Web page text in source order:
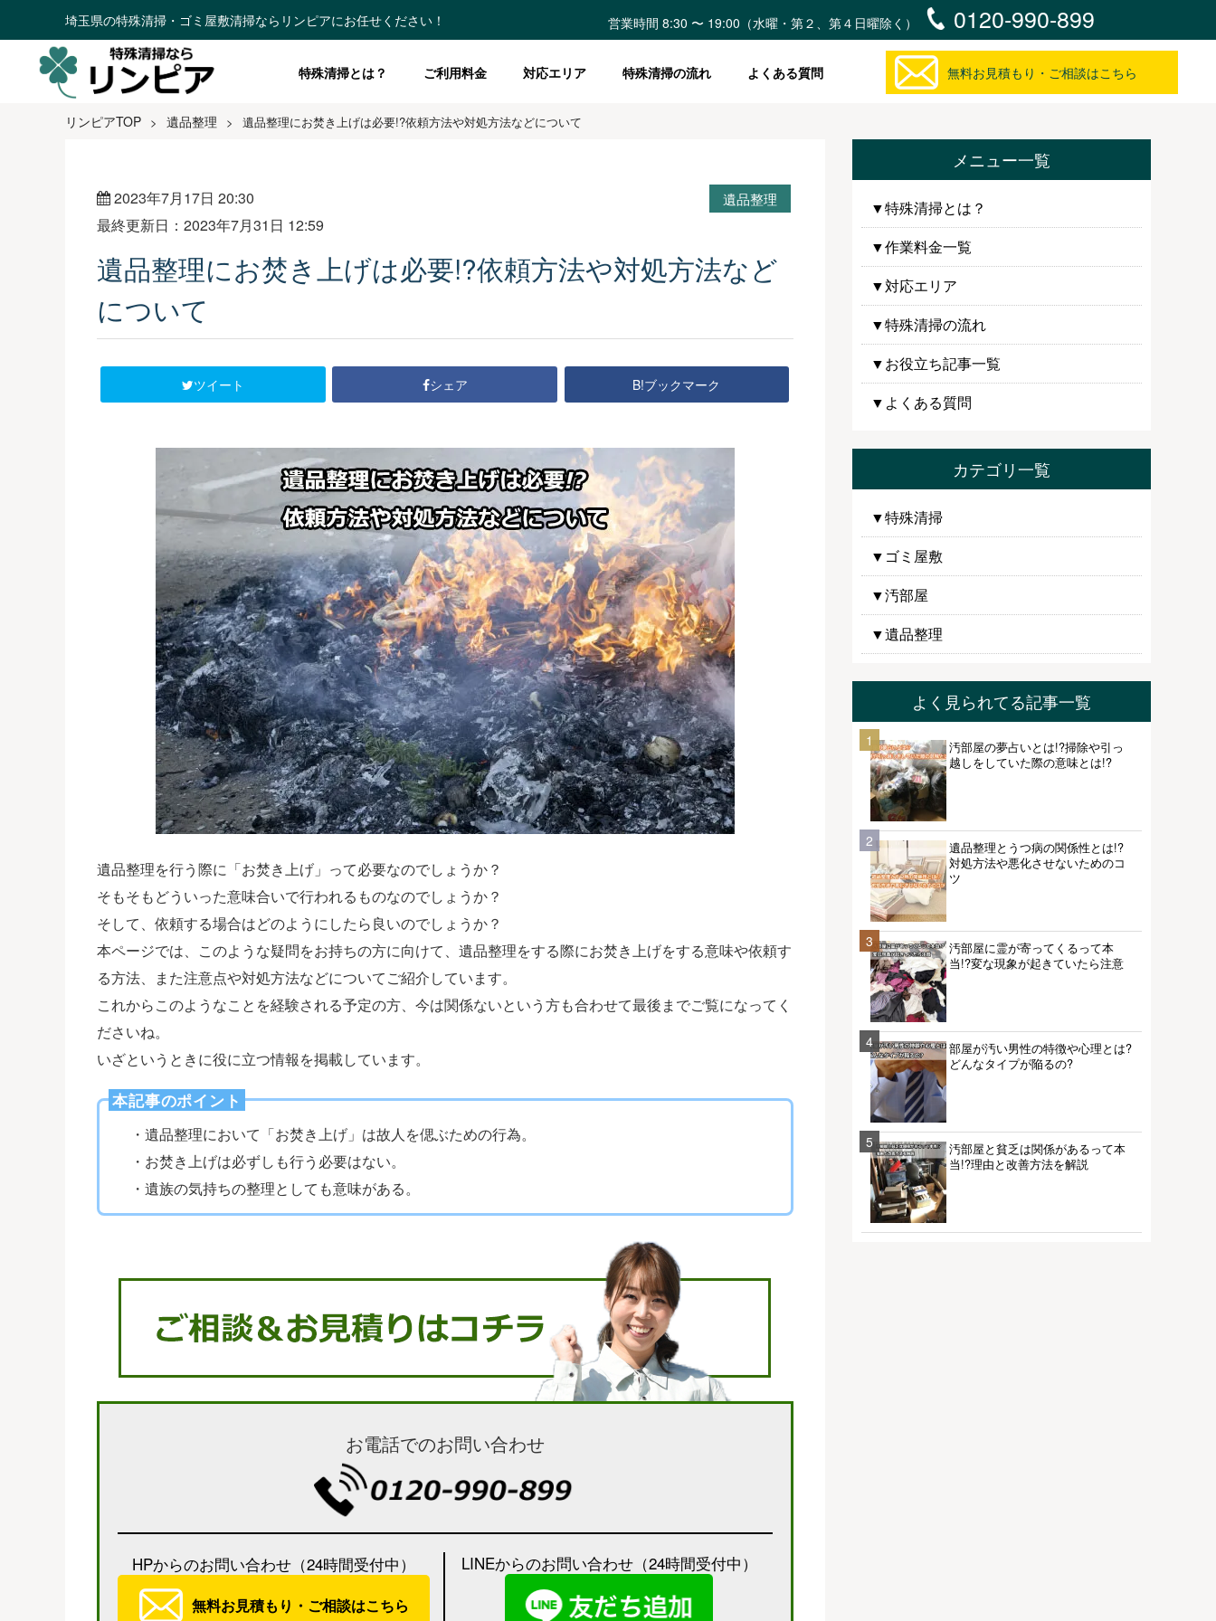
埼玉県の特殊清掃・ゴミ屋敷清掃ならリンピアにお任せください！ 営業時間 8:30 〜 19:00（水曜・第２、第４日曜除く） 0120-990-899
特殊清掃とは？ ご利用料金 対応エリア 特殊清掃の流れ よくある質問 無料お見積もり・ご相談はこちら
リンピアTOP > 遺品整理 > 遺品整理にお焚き上げは必要!?依頼方法や対処方法などについて
2023年7月17日 20:30
最終更新日：2023年7月31日 12:59
遺品整理
遺品整理にお焚き上げは必要!?依頼方法や対処方法など
について
ツイート シェア B!ブックマーク
遺品整理を行う際に「お焚き上げ」って必要なのでしょうか？
そもそもどういった意味合いで行われるものなのでしょうか？
そして、依頼する場合はどのようにしたら良いのでしょうか？
本ページでは、このような疑問をお持ちの方に向けて、遺品整理をする際にお焚き上げをする意味や依頼す
る方法、また注意点や対処方法などについてご紹介しています。
これからこのようなことを経験される予定の方、今は関係ないという方も合わせて最後までご覧になってく
ださいね。
いざというときに役に立つ情報を掲載しています。
本記事のポイント
・遺品整理において「お焚き上げ」は故人を偲ぶための行為。
・お焚き上げは必ずしも行う必要はない。
・遺族の気持ちの整理としても意味がある。
お電話でのお問い合わせ
HPからのお問い合わせ（24時間受付中）
無料お見積もり・ご相談はこちら
LINEからのお問い合わせ（24時間受付中）
メニュー一覧
▼特殊清掃とは？
▼作業料金一覧
▼対応エリア
▼特殊清掃の流れ
▼お役立ち記事一覧
▼よくある質問
カテゴリ一覧
▼特殊清掃
▼ゴミ屋敷
▼汚部屋
▼遺品整理
よく見られてる記事一覧
1
汚部屋の夢占いとは!?掃除や引っ
越しをしていた際の意味とは!?
2
遺品整理とうつ病の関係性とは!?
対処方法や悪化させないためのコ
ツ
3
汚部屋に霊が寄ってくるって本
当!?変な現象が起きていたら注意
4
部屋が汚い男性の特徴や心理とは?
どんなタイプが陥るの?
5
汚部屋と貧乏は関係があるって本
当!?理由と改善方法を解説